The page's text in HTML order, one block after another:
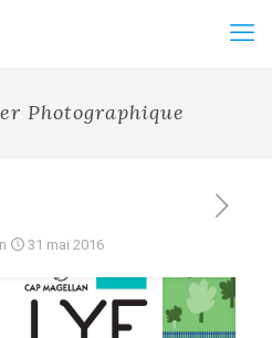
Photographique
31 mai 2016